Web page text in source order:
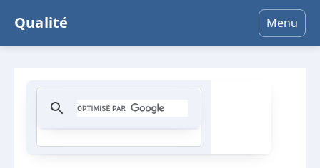
Qualité Menu